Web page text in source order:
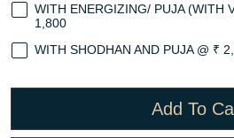
WITH ENERGIZING/ PUJA (WITH
1,800
WITH SHODHAN AND PUJA @ ₹
Add To